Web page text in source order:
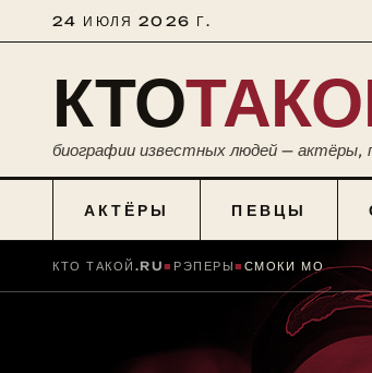
24 ИЮЛЯ 2026 Г.
КТО
биографии известных людей —
АКТЁРЫ ПЕВЦЫ
КТО ТАКОЙ.RU■ РЭПЕРЫ■ СМОКИ МО